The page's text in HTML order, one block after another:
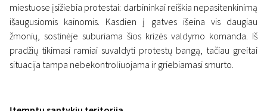
miestuose įsižiebia protestai: darbininkai reiškia nepasitenkinimą
išaugusiomis kainomis. Kasdien į gatves išeina vis daugiau
žmonių, sostinėje suburiama šios krizės valdymo komanda. Iš
pradžių tikimasi ramiai suvaldyti protestų bangą, tačiau greitai
situacija tampa nebekontroliuojama ir griebiamasi smurto.